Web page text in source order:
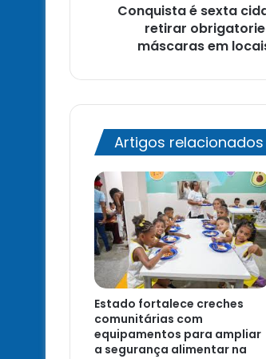
máscarasConquista é sexta
retirar
máscaras em
Artigos relacionados
Estado fortalece creches
comunitárias com
equipamentos para ampliar
a segurança alimentar na